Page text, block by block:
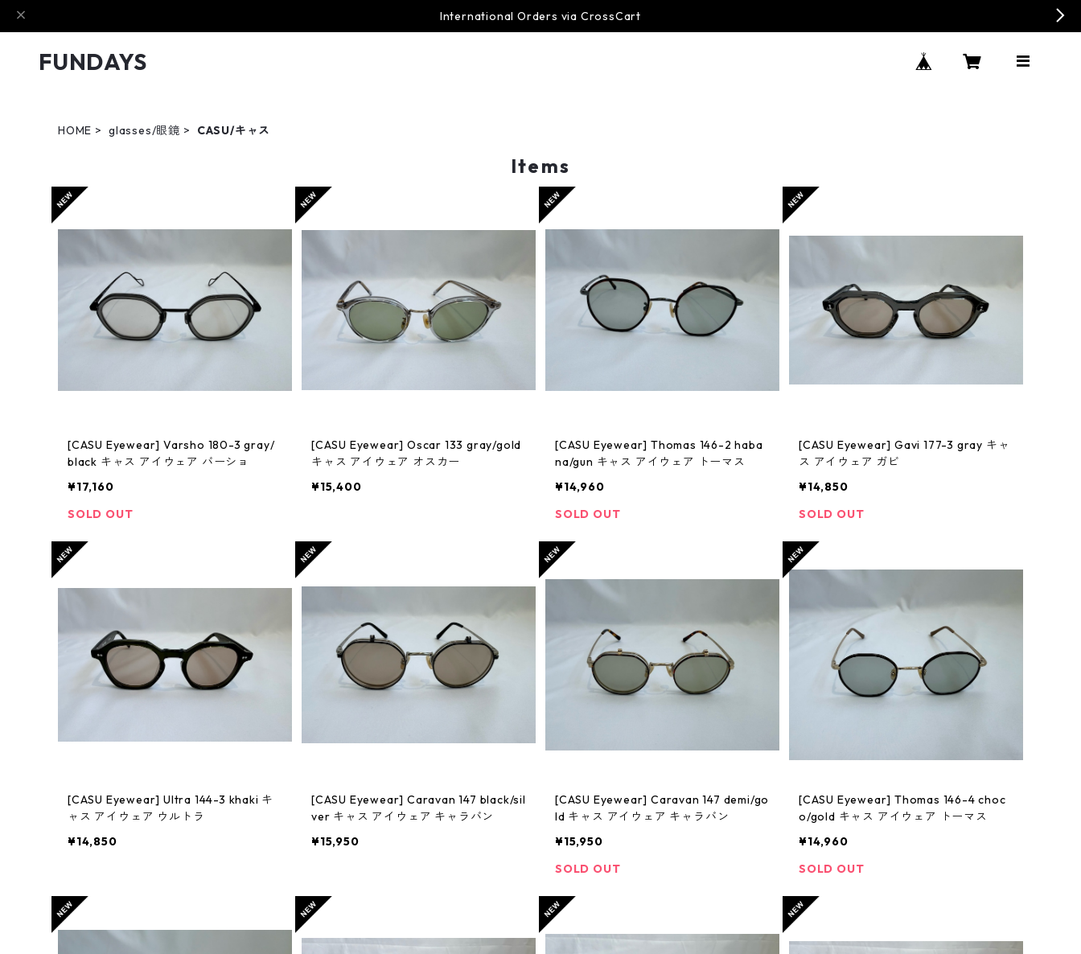
International Orders via CrossCart
FUNDAYS
HOME glasses/眼鏡 CASU/キャス
Items
[CASU Eyewear] Varsho 180-3 gray/
black キャス アイウェア バーショ
¥17,160
SOLD OUT
[CASU Eyewear] Oscar 133 gray/gold
キャス アイウェア オスカー
¥15,400
[CASU Eyewear] Thomas 146-2 haba
na/gun キャス アイウェア トーマス
¥14,960
SOLD OUT
[CASU Eyewear] Gavi 177-3 gray キャ
ス アイウェア ガビ
¥14,850
SOLD OUT
[CASU Eyewear] Ultra 144-3 khaki キ
ャス アイウェア ウルトラ
¥14,850
[CASU Eyewear] Caravan 147 black/sil
ver キャス アイウェア キャラバン
¥15,950
[CASU Eyewear] Caravan 147 demi/go
ld キャス アイウェア キャラバン
¥15,950
SOLD OUT
[CASU Eyewear] Thomas 146-4 choc
o/gold キャス アイウェア トーマス
¥14,960
SOLD OUT